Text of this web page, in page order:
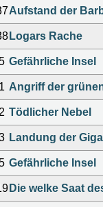
Aufstand der
Logars Rache
Gefährliche Insel
1 Angriff der
2 Tödlicher Nebel
Landung der
Gefährliche Insel
Die welke Saat